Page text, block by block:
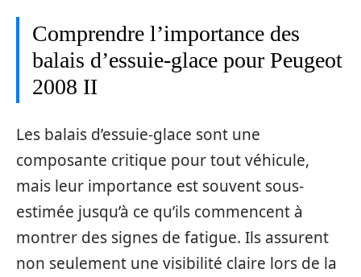
Comprendre l’importance des
balais d’essuie-glace pour Peugeot
2008 II
Les balais d’essuie-glace sont une
composante critique pour tout véhicule,
mais leur importance est souvent sous-
estimée jusqu’à ce qu’ils commencent à
montrer des signes de fatigue. Ils assurent
non seulement une visibilité claire lors de la